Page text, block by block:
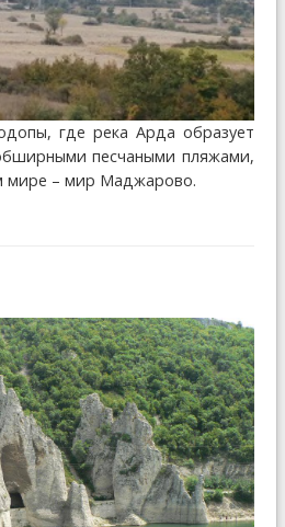
где река Арда образует
песчаными пляжами,
мире – мир Маджарово.